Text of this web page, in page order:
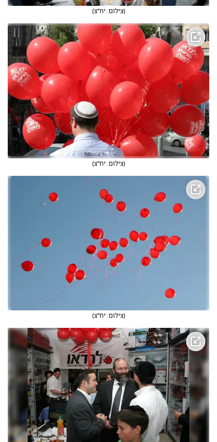
(צילום: יח"צ)
(צילום: יח"צ)
(צילום: יח"צ)